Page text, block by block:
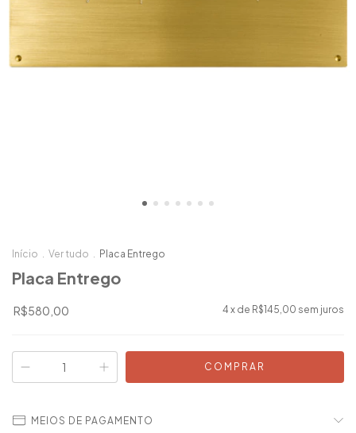
Início . Ver tudo . Placa Entrego
Placa Entrego
R$580,00 4 x de R$145,00 sem juros
MEIOS DE PAGAMENTO